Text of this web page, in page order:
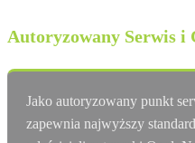
Autoryzowany Serwis i
Jako autoryzowany punkt
zapewnia najwyższy